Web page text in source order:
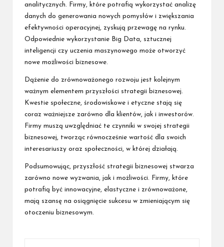
analitycznych. Firmy, które potrafią wykorzystać analizę
danych do generowania nowych pomysłów i zwiększania
efektywności operacyjnej, zyskują przewagę na rynku.
Odpowiednie wykorzystanie Big Data, sztucznej
inteligencji czy uczenia maszynowego może otworzyć
nowe możliwości biznesowe.
Dążenie do zrównoważonego rozwoju jest kolejnym
ważnym elementem przyszłości strategii biznesowej.
Kwestie społeczne, środowiskowe i etyczne stają się
coraz ważniejsze zarówno dla klientów, jak i inwestorów.
Firmy muszą uwzględniać te czynniki w swojej strategii
biznesowej, tworząc równocześnie wartość dla swoich
interesariuszy oraz społeczności, w której działają.
Podsumowując, przyszłość strategii biznesowej stwarza
zarówno nowe wyzwania, jak i możliwości. Firmy, które
potrafią być innowacyjne, elastyczne i zrównoważone,
mają szansę na osiągnięcie sukcesu w zmieniającym się
otoczeniu biznesowym.